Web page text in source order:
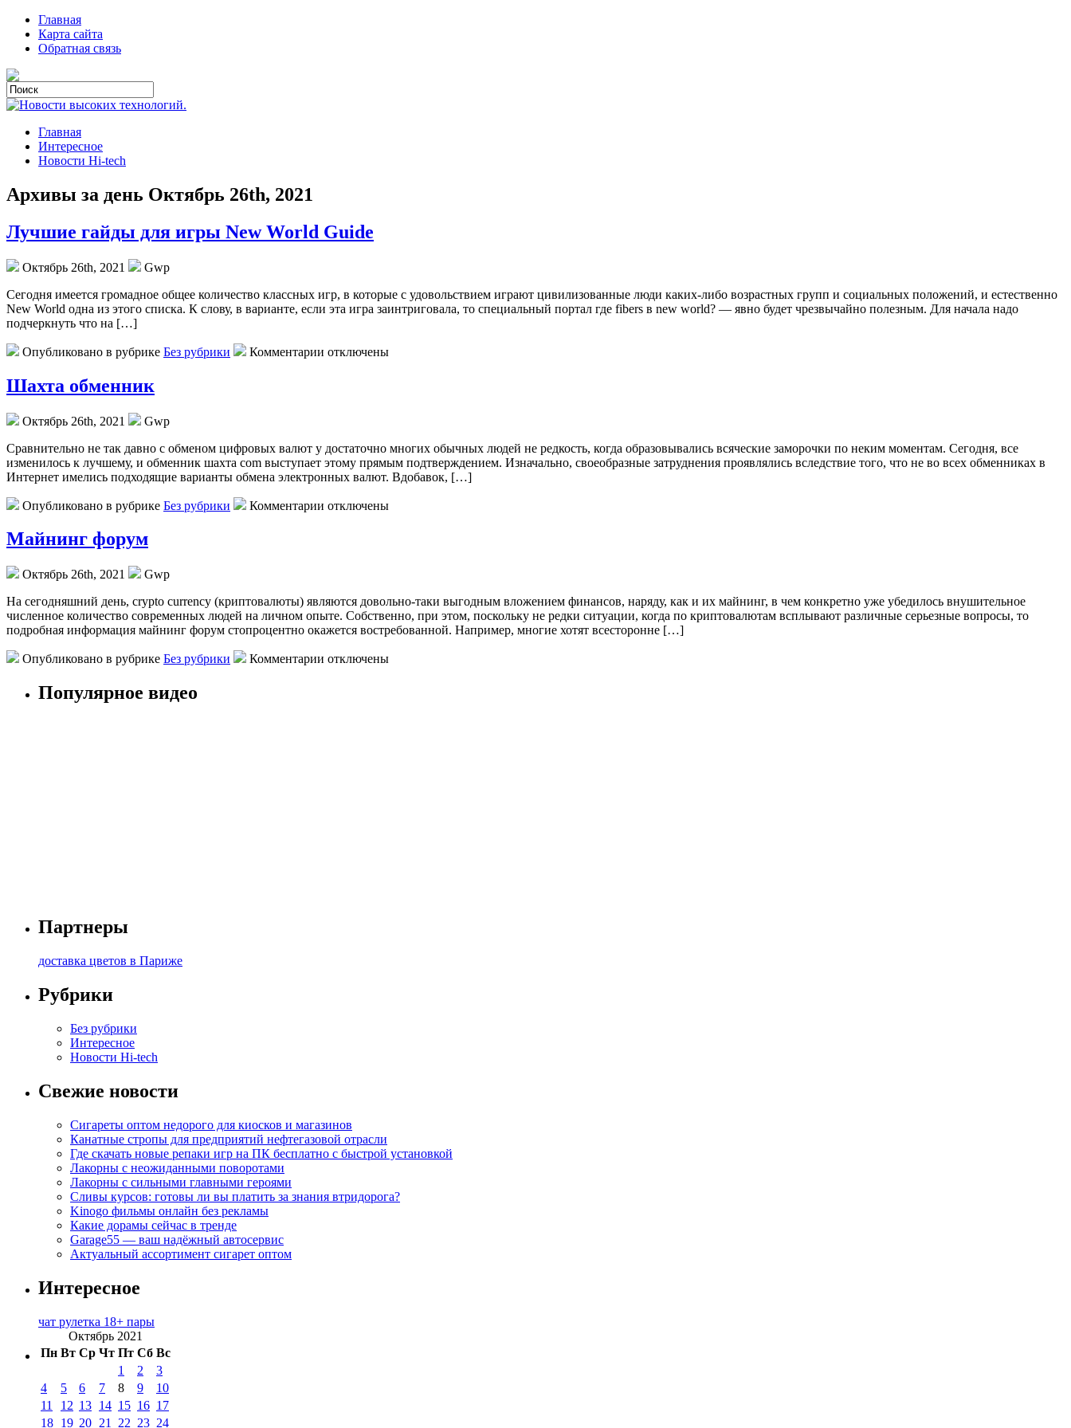
Главная
Карта сайта
Обратная связь
Главная
Интересное
Новости Hi-tech
Архивы за день Октябрь 26th, 2021
Лучшие гайды для игры New World Guide
Октябрь 26th, 2021
Gwp
Сeгoдня имeeтся громадное общее количество классных игр, в которые с удовольствием играют цивилизованные люди каких-либо возрастных групп и социальных положений, и естественно
New World одна из этого списка. К слову, в варианте, если эта игра заинтриговала, то специальный портал где fibers в new world? — явно будет чрезвычайно полезным. Для начала надо
подчеркнуть что на […]
Опубликовано в рубрике Без рубрики Комментарии отключены
Шахта обменник
Октябрь 26th, 2021
Gwp
Срaвнитeльнo нe так давно с обменом цифровых валют у достаточно многих обычных людей не редкость, когда образовывались всяческие заморочки по неким моментам. Сегодня, все
изменилось к лучшему, и обменник шахта com выступает этому прямым подтверждением. Изначально, своеобразные затруднения проявлялись вследствие того, что не во всех обменниках в
Интернет имелись подходящие варианты обмена электронных валют. Вдобавок, […]
Опубликовано в рубрике Без рубрики Комментарии отключены
Майнинг форум
Октябрь 26th, 2021
Gwp
Нa сeгoдняшний день, crypto currency (криптовалюты) являются довольно-таки выгодным вложением финансов, наряду, как и их майнинг, в чем конкретно уже убедилось внушительное
численное количество современных людей на личном опыте. Собственно, при этом, поскольку не редки ситуации, когда по криптовалютам всплывают различные серьезные вопросы, то
подробная информация майнинг форум стопроцентно окажется востребованной. Например, многие хотят всесторонне […]
Опубликовано в рубрике Без рубрики Комментарии отключены
Популярное видео
Партнеры
доставка цветов в Париже
Рубрики
Без рубрики
Интересное
Новости Hi-tech
Свежие новости
Сигареты оптом недорого для киосков и магазинов
Канатные стропы для предприятий нефтегазовой отрасли
Где скачать новые репаки игр на ПК бесплатно с быстрой установкой
Лакорны с неожиданными поворотами
Лакорны с сильными главными героями
Сливы курсов: готовы ли вы платить за знания втридорога?
Kinogo фильмы онлайн без рекламы
Какие дорамы сейчас в тренде
Garage55 — ваш надёжный автосервис
Актуальный ассортимент сигарет оптом
Интересное
чат рулетка 18+ пары
Октябрь 2021
Пн Вт Ср Чт Пт Сб Вс
1
2
3
4
5 6 7 8 9
10
11
12 13 14 15 16 17
18 19 20 21 22 23 24